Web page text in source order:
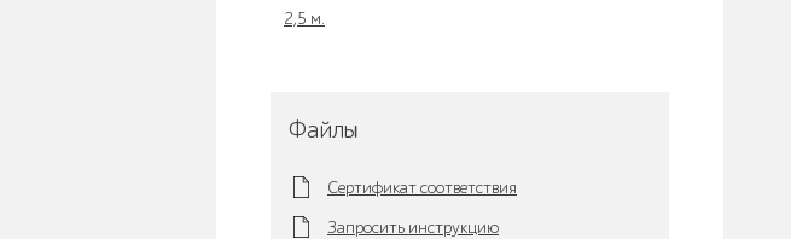
2,5 м.
Файлы
Сертификат соответствия
Запросить инструкцию